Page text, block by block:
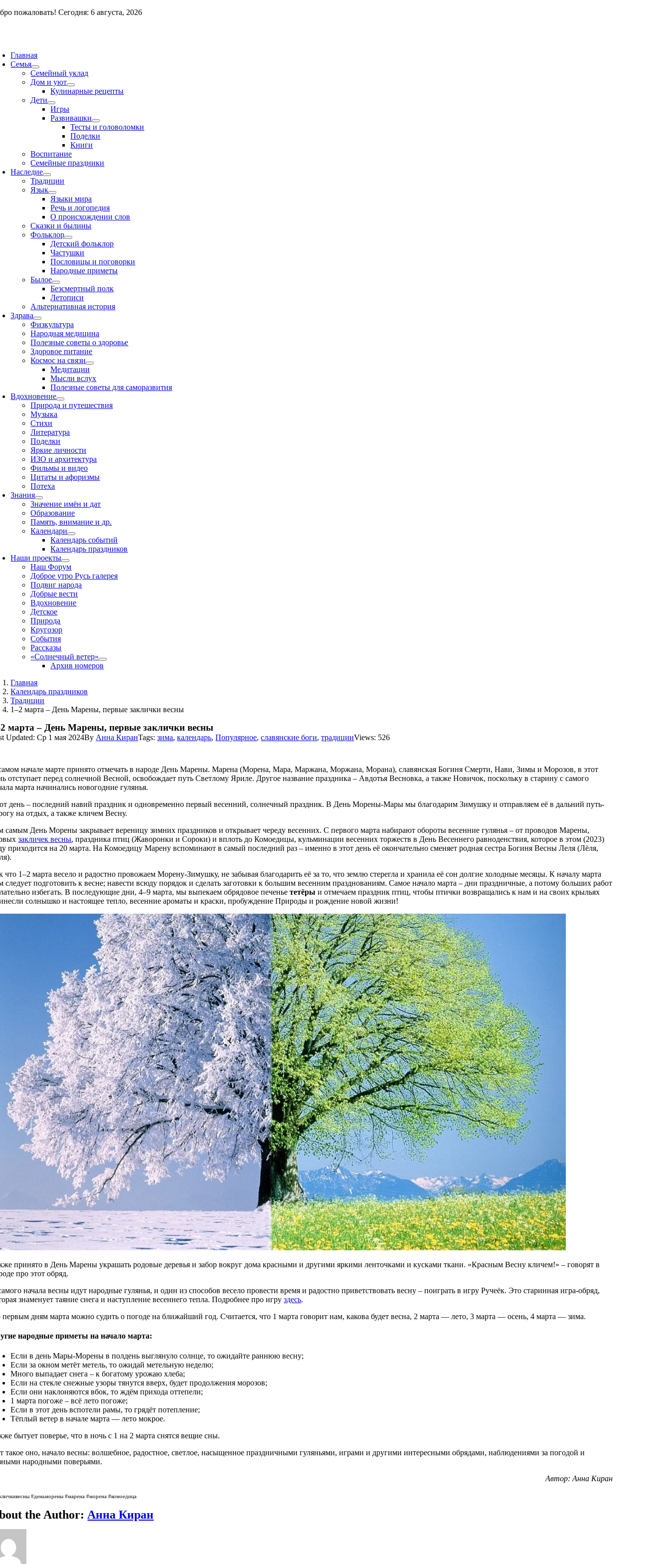
Skipпожаловать! Сегодня: 6 августа, 2026
Главная
Семья
Семейный уклад
Дом и уют
Кулинарные рецепты
Дети
Игры
Развивашки
Тесты и головоломки
Поделки
Книги
Воспитание
Семейные праздники
Наследие
Традиции
Язык
Языки мира
Речь и логопедия
О происхождении слов
Сказки и былины
Фольклор
Детский фольклор
Частушки
Пословицы и поговорки
Народные приметы
Былое
Безсмертный полк
Летописи
Альтернативная история
Здрава
Физкультура
Народная медицина
Полезные советы о здоровье
Здоровое питание
Космос на связи
Медитации
Мысли вслух
Полезные советы для саморазвития
Вдохновение
Природа и путешествия
Музыка
Стихи
Литература
Поделки
Яркие личности
ИЗО и архитектура
Фильмы и видео
Цитаты и афоризмы
Потеха
Знания
Значение имён и дат
Образование
Память, внимание и др.
Календари
Календарь событий
Календарь праздников
Наши проекты
Наш Форум
Доброе утро Русь галерея
Подвиг народа
Добрые вести
Вдохновение
Детское
Природа
Кругозор
События
Рассказы
«Солнечный ветер»
Архив номеров
Главная
Календарь праздников
Традиции
1–2 марта – День Марены, первые заклички весны
марта – День Марены, первые заклички весны
Updated: Ср 1 мая 2024By Анна КиранTags:зима,календарь,Популярное,славянские боги,традицииViews: 526
начале марте принято отмечать в народе День Марены. Марена (Морена, Мара, Маржана, Моржана, Морана), славянская Богиня Смерти, Нави, Зимы и Морозов, в этот
отступает перед солнечной Весной, освобождает путь Светлому Яриле. Другое название праздника – Авдотья Весновка, а также Новичок, поскольку в старину с самого
марта начинались новогодние гулянья.
день – последний навий праздник и одновременно первый весенний, солнечный праздник. В День Морены-Мары мы благодарим Зимушку и отправляем её в дальний путь-
на отдых, а также кличем Весну.
самым День Морены закрывает вереницу зимних праздников и открывает череду весенних. С первого марта набирают обороты весенние гулянья – от проводов Марены,
закличек весны, праздника птиц (Жаворонки и Сороки) и вплоть до Комоедицы, кульминации весенних торжеств в День Весеннего равноденствия, которое в этом (2023)
приходится на 20 марта. На Комоедицу Марену вспоминают в самый последний раз – именно в этот день её окончательно сменяет родная сестра Богиня Весны Леля (Лёля,
что 1–2 марта весело и радостно провожаем Морену-Зимушку, не забывая благодарить её за то, что землю стерегла и хранила её сон долгие холодные месяцы. К началу марта
следует подготовить к весне; навести всюду порядок и сделать заготовки к большим весенним празднованиям. Самое начало марта – дни праздничные, а потому больших работ
избегать. В последующие дни, 4–9 марта, мы выпекаем обрядовое печеньететёры и отмечаем праздник птиц, чтобы птички возвращались к нам и на своих крыльях
солнышко и настоящее тепло, весенние ароматы и краски, пробуждение Природы и рождение новой жизни!
принято в День Марены украшать родовые деревья и забор вокруг дома красными и другими яркими ленточками и кусками ткани. «Красным Весну кличем!» – говорят в
про этот обряд.
начала весны идут народные гулянья, и один из способов весело провести время и радостно приветствовать весну – поиграть в игру Ручеёк. Это старинная игра-обряд,
знаменует таяние снега и наступление весеннего тепла. Подробнее про игруздесь.
дням марта можно судить о погоде на ближайший год. Считается, что 1 марта говорит нам, какова будет весна, 2 марта — лето, 3 марта — осень, 4 марта — зима.
народные приметы на начало марта:
Если в день Мары-Морены в полдень выглянуло солнце, то ожидайте раннюю весну;
Если за окном метёт метель, то ожидай метельную неделю;
Много выпадает снега – к богатому урожаю хлеба;
Если на стекле снежные узоры тянутся вверх, будет продолжения морозов;
Если они наклоняются вбок, то ждём прихода оттепели;
1 марта погоже – всё лето погоже;
Если в этот день вспотели рамы, то грядёт потепление;
Тёплый ветер в начале марта — лето мокрое.
бытует поверье, что в ночь с 1 на 2 марта снятся вещие сны.
такое оно, начало весны: волшебное, радостное, светлое, насыщенное праздничными гуляньями, играми и другими интересными обрядами, наблюдениями за погодой и
народными поверьями.
Автор: Анна Киран
#деньморены #марена #морена #комоедица
the Author: Анна Киран